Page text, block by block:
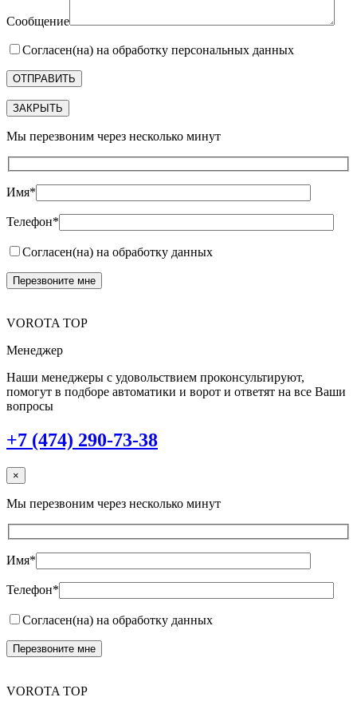
Сообщение
Согласен(на) на обработку персональных данных
ЗАКРЫТЬ
Мы перезвоним через несколько минут
Имя*
Телефон*
Согласен(на) на обработку данных
VOROTA TOP
Менеджер
Наши менеджеры с удовольствием проконсультируют,
помогут в подборе автоматики и ворот и ответят на все Ваши
вопросы
+7 (474) 290-73-38
×
Мы перезвоним через несколько минут
Имя*
Телефон*
Согласен(на) на обработку данных
VOROTA TOP